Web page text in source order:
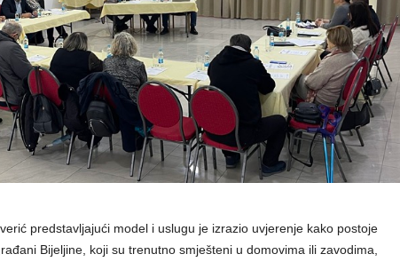
predstavljajući model i uslugu je izrazio uvjerenje kako postoje
Bijeljine, koji su trenutno smješteni u domovima ili zavodima,